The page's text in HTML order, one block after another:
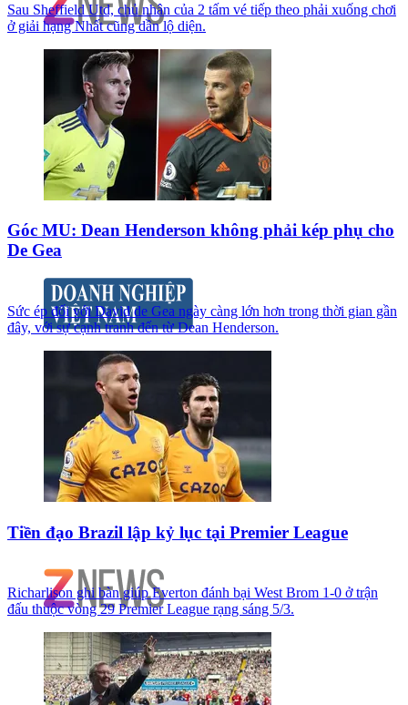
Sau Sheffield Utd, chủ nhân của 2 tấm vé tiếp theo phải xuống chơi
ở giải hạng Nhất cũng dần lộ diện.
Góc MU: Dean Henderson không phải kép phụ cho
De Gea
Sức ép đối với David de Gea ngày càng lớn hơn trong thời gian gần
đây, với sự cạnh tranh đến từ Dean Henderson.
Tiền đạo Brazil lập kỷ lục tại Premier League
Richarlison ghi bàn giúp Everton đánh bại West Brom 1-0 ở trận
đấu thuộc vòng 29 Premier League rạng sáng 5/3.